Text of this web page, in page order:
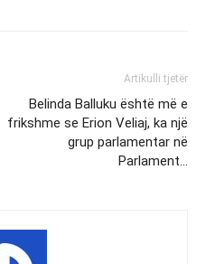
Artikulli tjetër
Belinda Balluku është më e
frikshme se Erion Veliaj, ka një
grup parlamentar në
Parlament…